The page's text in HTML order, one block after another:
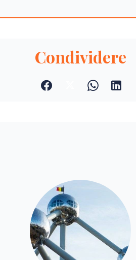
Condividere